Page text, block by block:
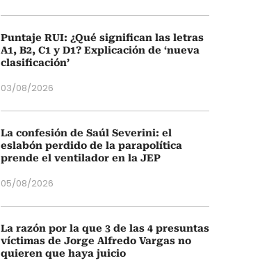
Puntaje RUI: ¿Qué significan las letras
A1, B2, C1 y D1? Explicación de ‘nueva
clasificación’
03/08/2026
La confesión de Saúl Severini: el
eslabón perdido de la parapolítica
prende el ventilador en la JEP
05/08/2026
La razón por la que 3 de las 4 presuntas
víctimas de Jorge Alfredo Vargas no
quieren que haya juicio